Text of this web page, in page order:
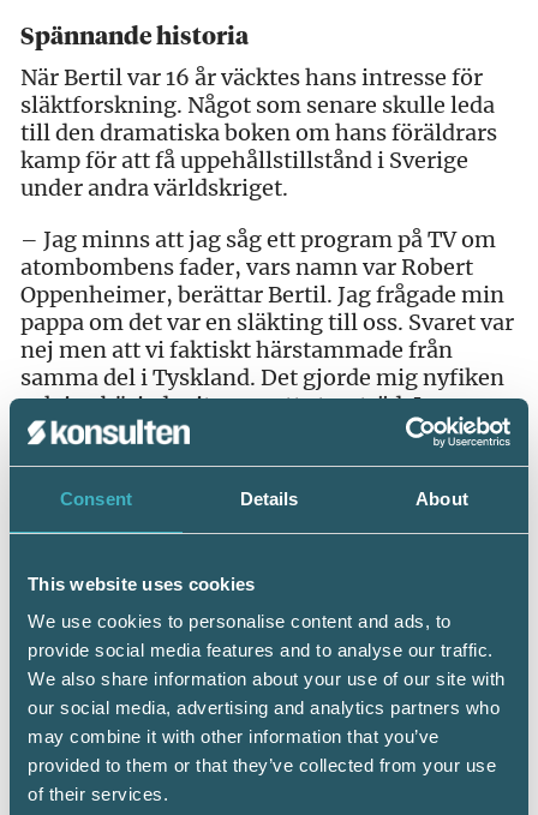
Consent Details About
This website uses cookies
We use cookies to personalise content and ads, to
provide social media features and to analyse our traffic.
We also share information about your use of our site with
our social media, advertising and analytics partners who
may combine it with other information that you’ve
provided to them or that they’ve collected from your use
of their services.
Spännande historia
När Bertil var 16 år väcktes hans intresse för
släktforskning. Något som senare skulle leda
till den dramatiska boken om hans föräldrars
kamp för att få uppehållstillstånd i Sverige
under andra världskriget.
– Jag minns att jag såg ett program på TV om
atombombens fader, vars namn var Robert
Oppenheimer, berättar Bertil. Jag frågade min
pappa om det var en släkting till oss. Svaret var
nej men att vi faktiskt härstammade från
samma del i Tyskland. Det gjorde mig nyfiken
och jag började rita upp ett stamträd. Jag
ägnade några år åt efterforskningar, vilket på
den tiden var väldigt tidsödande, och bestämde
mig för att jag skulle återta arbetet med
om sina föräldrars dramatiska liv, det var inget
man pratade om i hemmet. Det var först efter
hans föräldrars allt för tidiga bortgång som
han började förstå vilka fasansfulla
upplevelser de varit med om.
Höll sig gömda
Bertils föräldrar var tyska judar. De gifte sig